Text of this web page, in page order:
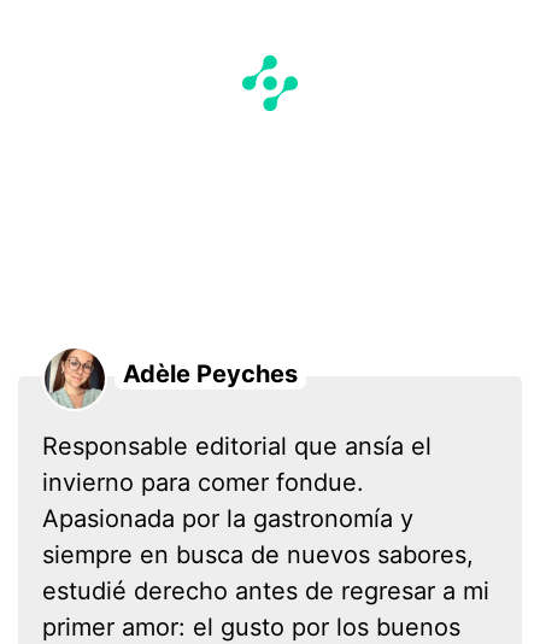
Adèle Peyches
Responsable editorial que ansía el
invierno para comer fondue.
Apasionada por la gastronomía y
siempre en busca de nuevos sabores,
estudié derecho antes de regresar a mi
primer amor: el gusto por los buenos